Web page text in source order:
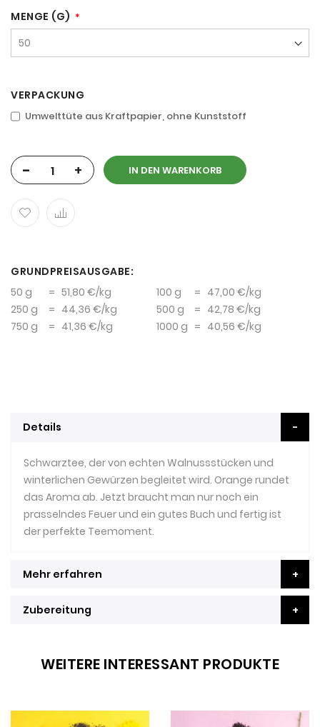
MENGE (G)
VERPACKUNG
Umwelttüte aus Kraftpapier, ohne Kunststoff
- + IN DEN WARENKORB
GRUNDPREISAUSGABE:
50 g
= 51,80 €/kg 100 g = 47,00 €/kg
250 g
= 44,36 €/kg 500 g = 42,78 €/kg
750 g
= 41,36 €/kg 1000 g = 40,56 €/kg
Details
Schwarztee, der von echten Walnussstücken und
winterlichen Gewürzen begleitet wird. Orange rundet
das Aroma ab. Jetzt braucht man nur noch ein
prasselndes Feuer und ein gutes Buch und fertig ist
der perfekte Teemoment.
Mehr erfahren
Zubereitung
WEITERE INTERESSANT PRODUKTE